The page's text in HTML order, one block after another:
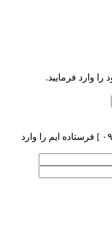
وارد فرمایید.
کد تاییدی که برای شماره[ ۲۳۰۲***۰۹۰۱ ] فرستاده ایم را وارد